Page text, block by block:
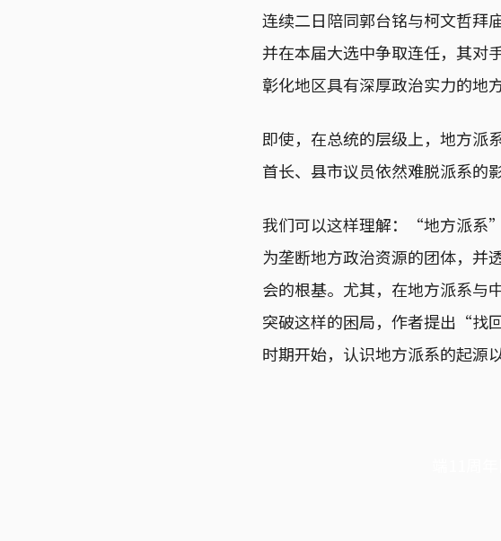
连续二日陪同郭台铭与柯文哲拜
并在本届大选中争取连任，其对
彰化地区具有深厚政治实力的地
即使，在总统的层级上，地方派
首长、县市议员依然难脱派系的影
我们可以这样理解：“地方派系
为垄断地方政治资源的团体，并
会的根基。尤其，在地方派系与
突破这样的困局，作者提出“找
时期开始，认识地方派系的起源